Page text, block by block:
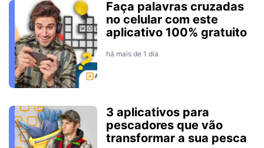
Faça palavras cruzadas
no celular com este
aplicativo 100% gratuito
há mais de 1 dia
3 aplicativos para
pescadores que vão
transformar a sua pesca